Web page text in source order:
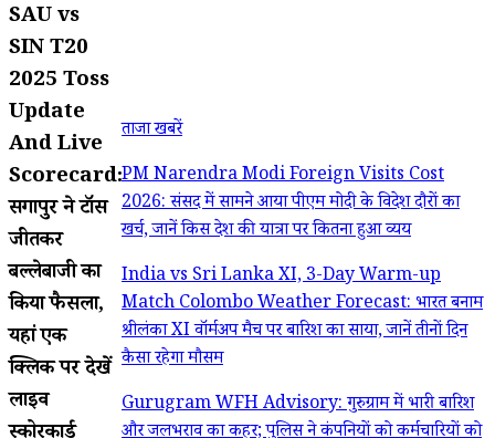
SAU vs
SIN T20
2025 Toss
Update
And Live
Scorecard:
सिंगापुर ने टॉस
जीतकर
बल्लेबाजी का
किया फैसला,
यहां एक
क्लिक पर देखें
लाइव
ताजा खबरें
PM Narendra Modi Foreign Visits Cost
2026: संसद में सामने आया पीएम मोदी के विदेश दौरों का
खर्च, जानें किस देश की यात्रा पर कितना हुआ व्यय
India vs Sri Lanka XI, 3-Day Warm-up
Match Colombo Weather Forecast: भारत बनाम
श्रीलंका XI वॉर्मअप मैच पर बारिश का साया, जानें तीनों दिन
कैसा रहेगा मौसम
Gurugram WFH Advisory: गुरुग्राम में भारी बारिश